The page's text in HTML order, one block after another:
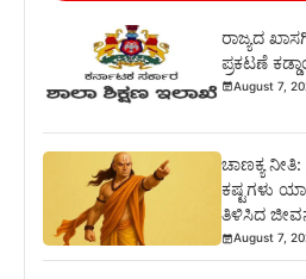
ರಾಜ್ಯದ
ಪ್ರಕಟಣೆ
August 7,
ಚಾಣಕ್ಯ
ಕಷ್ಟಗಳು
ತಿಳಿಸಿದ
August 7,